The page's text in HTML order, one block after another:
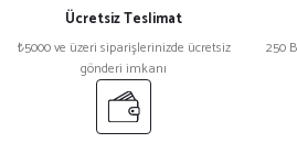
₺ 250 ₺ 250
Kahverengi Mantar Aşçı Kepi Siyah
Ücretsiz Teslimat
₺5000 ve üzeri siparişlerinizde ücretsiz
gönderi imkanı
250